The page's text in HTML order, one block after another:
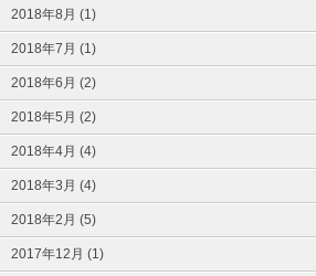
2018年8月 (1)
2018年7月 (1)
2018年6月 (2)
2018年5月 (2)
2018年4月 (4)
2018年3月 (4)
2018年2月 (5)
2017年12月 (1)